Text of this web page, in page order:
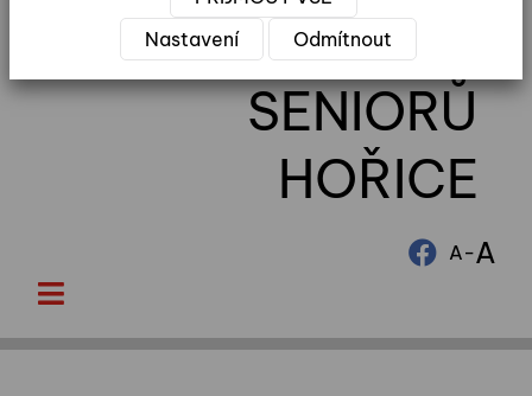
DOMOV
SENIORŮ
HOŘICE
A-A
Nastavení
Odmítnout